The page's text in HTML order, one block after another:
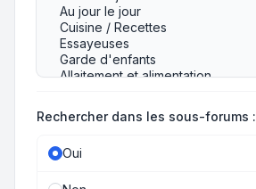
Rechercher dans les sous-forums :
Oui